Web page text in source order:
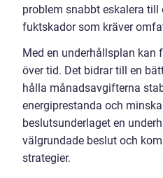
problem snabbt eskalera till
fuktskador som kräver
Med en underhållsplan kan
över tid. Det bidrar till en
hålla månadsavgifterna
energiprestanda och
beslutsunderlaget en
välgrundade beslut och
strategier.